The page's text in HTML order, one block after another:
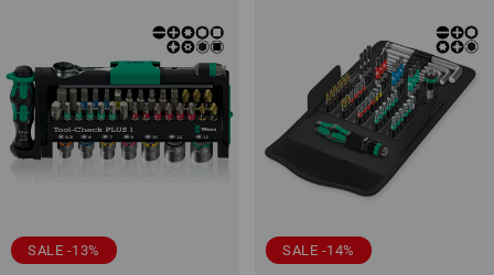
SALE -13% SALE -14%